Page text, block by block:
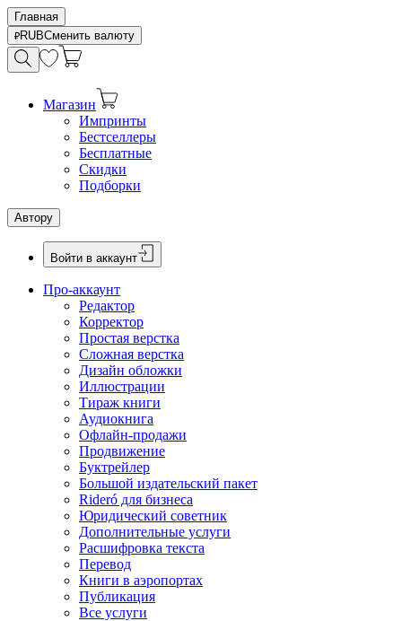
Главная
RUBСменить валюту
Магазин
Импринты
Бестселлеры
Бесплатные
Скидки
Подборки
Автору
Войти в аккаунт
Про-аккаунт
Редактор
Корректор
Простая верстка
Сложная верстка
Дизайн обложки
Иллюстрации
Тираж книги
Аудиокнига
Офлайн-продажи
Продвижение
Буктрейлер
Большой издательский пакет
Rideró для бизнеса
Юридический советник
Дополнительные услуги
Расшифровка текста
Перевод
Книги в аэропортах
Публикация
Все услуги